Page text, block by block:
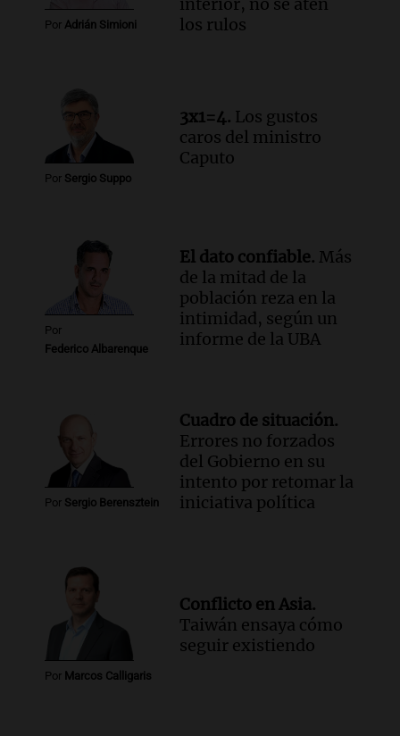
Audio.Estiman que la inflación nacional
de julio será menor al 2,9% registrado
Episodios
Audio.
Altas Cumbres: rescataron a una
cabra que llevaba ocho días atrapada en
un precipicio
Una mañana para todos
conectividad fronteriza, aérea y digital
con Jujuy
Panorama Federal
Episodios
Audio.
Del fitness a la longevidad: por
qué crece el consumo de alimentos con
Audio.
Investigan un asalto millonario a
la cooperativa Talamochita en Villa
María
Panorama Federal
Tucumán: destruyeron 433 luminarias
públicas en 14 meses
Panorama Federal
Episodios
Por Adrián Simioni
interior, no se aten
los rulos
Por Sergio Suppo
3x1=4. Los gustos
caros del ministro
Caputo
Por
Federico Albarenque
El dato confiable. Más
de la mitad de la
población reza en la
intimidad, según un
informe de la UBA
Por Sergio Berensztein
Cuadro de situación.
Errores no forzados
del Gobierno en su
intento por retomar la
iniciativa política
Por Marcos Calligaris
Conflicto en Asia.
Taiwán ensaya cómo
seguir existiendo